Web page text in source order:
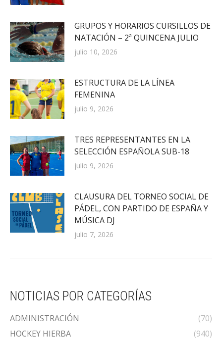
GRUPOS Y HORARIOS CURSILLOS DE
NATACIÓN – 2ª QUINCENA JULIO
julio 10, 2026
ESTRUCTURA DE LA LÍNEA
FEMENINA
julio 9, 2026
TRES REPRESENTANTES EN LA
SELECCIÓN ESPAÑOLA SUB-18
julio 9, 2026
CLAUSURA DEL TORNEO SOCIAL DE
PÁDEL, CON PARTIDO DE ESPAÑA Y
MÚSICA DJ
julio 7, 2026
NOTICIAS POR CATEGORÍAS
ADMINISTRACIÓN
(70)
HOCKEY HIERBA
(940)